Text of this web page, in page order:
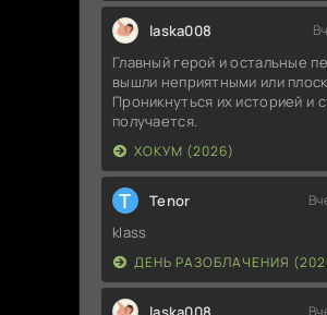
laska008
Главный герой и остальные
вышли неприятными или
Проникнуться их историей и
получается.
ХОКУМ (2026)
T Tenor
klass
ДЕНЬ РАЗОБЛАЧЕНИЯ